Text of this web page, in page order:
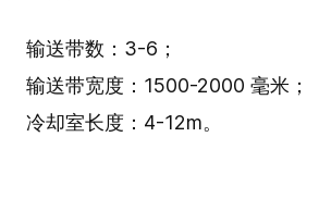
输送带数：3-6；
输送带宽度：1500-2000 毫米；
冷却室长度：4-12m。